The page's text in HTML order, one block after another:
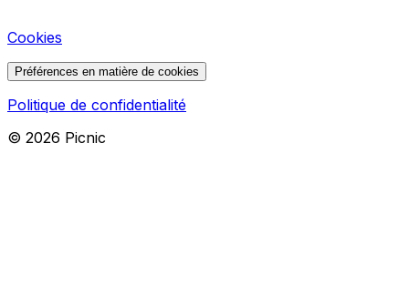
Cookies
Préférences en matière de cookies
Politique de confidentialité
© 2026 Picnic